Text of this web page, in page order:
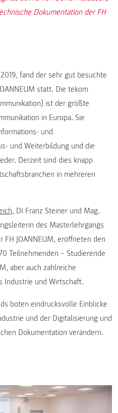
Dokumentation der FH
fand der sehr gut besuchte
statt. Die tekom
ist der größte
in Europa. Sie
und
und Weiterbildung und die
Derzeit sind dies knapp
in mehreren
, DI Franz Steiner und Mag.
des Masterlehrgangs
FH JOANNEUM, eröffneten den
Teilnehmenden – Studierende
aber auch zahlreiche
Industrie und Wirtschaft.
boten eindrucksvolle Einblicke
und der Digitalisierung und
Dokumentation verändern.